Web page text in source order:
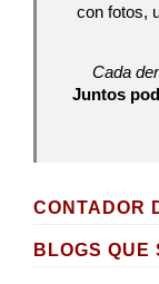
con fotos,
Cada
Juntos
CONTADOR
BLOGS QUE